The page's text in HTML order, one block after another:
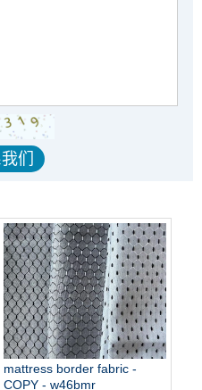
mattress border fabric -
COPY - w46bmr